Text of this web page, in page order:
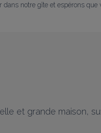
notre gîte et espérons
et grande maison,